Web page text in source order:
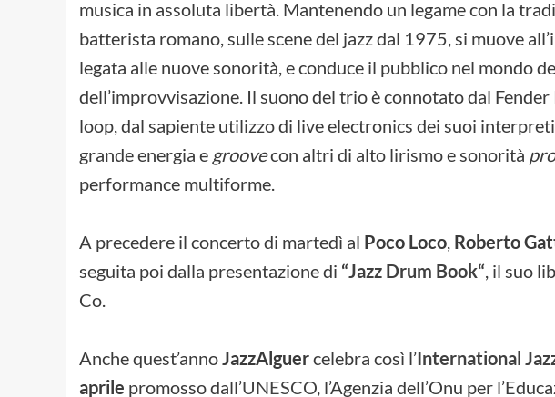
musica in assoluta libertà. Mantenendo un legame con la
batterista romano, sulle scene del jazz dal 1975, si muove
legata alle nuove sonorità, e conduce il pubblico nel mondo
dell’improvvisazione. Il suono del trio è connotato dal
loop, dal sapiente utilizzo di live electronics dei suoi
grande energia e groovecon altri di alto lirismo e sonorità
performance multiforme.
A precedere il concerto di martedì al Poco Loco, Roberto
seguita poi dalla presentazione di “Jazz Drum Book“, il suo
Co.
Anche quest’annoJazzAlguercelebra così l’International
aprile promosso dall’UNESCO, l’Agenzia dell’Onu per